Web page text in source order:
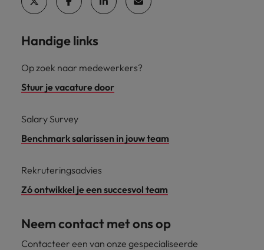
Handige links
Op zoek naar medewerkers?
Stuur je vacature door
Salary Survey
Benchmark salarissen in jouw team
Rekruteringsadvies
Zó ontwikkel je een succesvol team
Neem contact met ons op
Contacteer een van onze gespecialiseerde